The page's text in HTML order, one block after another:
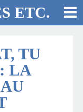
ETC.
TU
LA